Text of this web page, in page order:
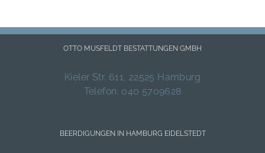
OTTO MUSFELDT BESTATTUNGEN GMBH
Kieler Str. 611, 22525 Hamburg
Telefon: 040 5709628
BEERDIGUNGEN IN HAMBURG EIDELSTEDT